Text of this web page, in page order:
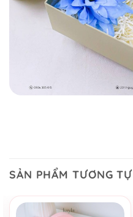
SẢN PHẨM TƯƠNG TỰ